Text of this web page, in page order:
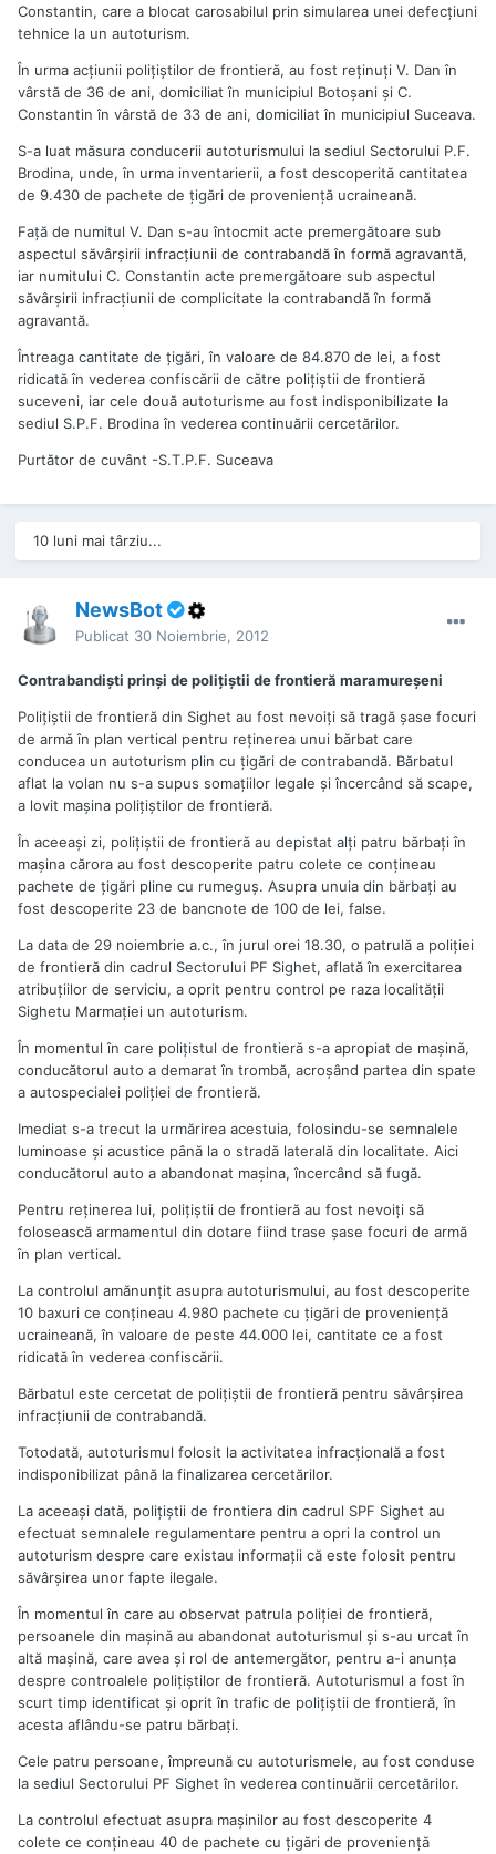
Constantin, care a blocat carosabilul prin simularea unei defecţiuni
tehnice la un autoturism.
În urma acţiunii poliţiştilor de frontieră, au fost reţinuţi V. Dan în
vârstă de 36 de ani, domiciliat în municipiul Botoşani şi C.
Constantin în vârstă de 33 de ani, domiciliat în municipiul Suceava.
S-a luat măsura conducerii autoturismului la sediul Sectorului P.F.
Brodina, unde, în urma inventarierii, a fost descoperită cantitatea
de 9.430 de pachete de ţigări de provenienţă ucraineană.
Faţă de numitul V. Dan s-au întocmit acte premergătoare sub
aspectul săvârşirii infracţiunii de contrabandă în formă agravantă,
iar numitului C. Constantin acte premergătoare sub aspectul
săvârşirii infracţiunii de complicitate la contrabandă în formă
agravantă.
Întreaga cantitate de ţigări, în valoare de 84.870 de lei, a fost
ridicată în vederea confiscării de către poliţiştii de frontieră
suceveni, iar cele două autoturisme au fost indisponibilizate la
sediul S.P.F. Brodina în vederea continuării cercetărilor.
Purtător de cuvânt -S.T.P.F. Suceava
10 luni mai târziu...
NewsBot
Publicat 30 Noiembrie, 2012
Contrabandiști prinși de polițiștii de frontieră maramureșeni
Poliţiştii de frontieră din Sighet au fost nevoiţi să tragă şase focuri
de armă în plan vertical pentru reţinerea unui bărbat care
conducea un autoturism plin cu ţigări de contrabandă. Bărbatul
aflat la volan nu s-a supus somaţiilor legale şi încercând să scape,
a lovit maşina poliţiştilor de frontieră.
În aceeaşi zi, poliţiştii de frontieră au depistat alţi patru bărbaţi în
maşina cărora au fost descoperite patru colete ce conţineau
pachete de ţigări pline cu rumeguş. Asupra unuia din bărbaţi au
fost descoperite 23 de bancnote de 100 de lei, false.
La data de 29 noiembrie a.c., în jurul orei 18.30, o patrulă a poliţiei
de frontieră din cadrul Sectorului PF Sighet, aflată în exercitarea
atribuţiilor de serviciu, a oprit pentru control pe raza localităţii
Sighetu Marmaţiei un autoturism.
În momentul în care poliţistul de frontieră s-a apropiat de maşină,
conducătorul auto a demarat în trombă, acroşând partea din spate
a autospecialei poliţiei de frontieră.
Imediat s-a trecut la urmărirea acestuia, folosindu-se semnalele
luminoase şi acustice până la o stradă laterală din localitate. Aici
conducătorul auto a abandonat maşina, încercând să fugă.
Pentru reţinerea lui, poliţiştii de frontieră au fost nevoiţi să
folosească armamentul din dotare fiind trase şase focuri de armă
în plan vertical.
La controlul amănunţit asupra autoturismului, au fost descoperite
10 baxuri ce conţineau 4.980 pachete cu ţigări de provenienţă
ucraineană, în valoare de peste 44.000 lei, cantitate ce a fost
ridicată în vederea confiscării.
Bărbatul este cercetat de poliţiştii de frontieră pentru săvârşirea
infracţiunii de contrabandă.
Totodată, autoturismul folosit la activitatea infracţională a fost
indisponibilizat până la finalizarea cercetărilor.
La aceeași dată, poliţiştii de frontiera din cadrul SPF Sighet au
efectuat semnalele regulamentare pentru a opri la control un
autoturism despre care existau informaţii că este folosit pentru
săvârşirea unor fapte ilegale.
În momentul în care au observat patrula poliţiei de frontieră,
persoanele din maşină au abandonat autoturismul şi s-au urcat în
altă maşină, care avea şi rol de antemergător, pentru a-i anunţa
despre controalele poliţiştilor de frontieră. Autoturismul a fost în
scurt timp identificat şi oprit în trafic de poliţiştii de frontieră, în
acesta aflându-se patru bărbaţi.
Cele patru persoane, împreună cu autoturismele, au fost conduse
la sediul Sectorului PF Sighet în vederea continuării cercetărilor.
La controlul efectuat asupra maşinilor au fost descoperite 4
colete ce conţineau 40 de pachete cu ţigări de provenienţă